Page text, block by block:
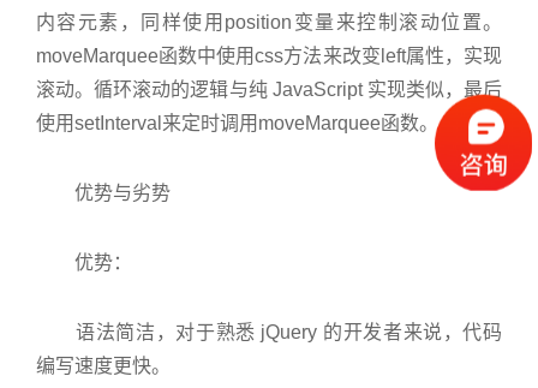
内容元素，同样使用position变量来控制滚动位置。
moveMarquee函数中使用css方法来改变left属性，实现
滚动。循环滚动的逻辑与纯 JavaScript 实现类似，最后
使用setInterval来定时调用moveMarquee函数。
优势与劣势
优势：
语法简洁，对于熟悉 jQuery 的开发者来说，代码
编写速度更快。